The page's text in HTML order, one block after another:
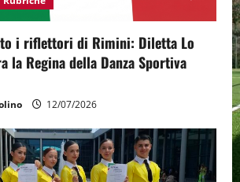
i riflettori di Rimini: Diletta Lo
la Regina della Danza Sportiva
12/07/2026